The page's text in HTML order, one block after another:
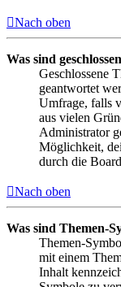
Nach oben
Was sind
Geschlossene
geantwortet
Umfrage, falls
aus vielen
Administrator
Möglichkeit,
durch die
Nach oben
Was sind Themen-
Themen-
mit einem
Inhalt